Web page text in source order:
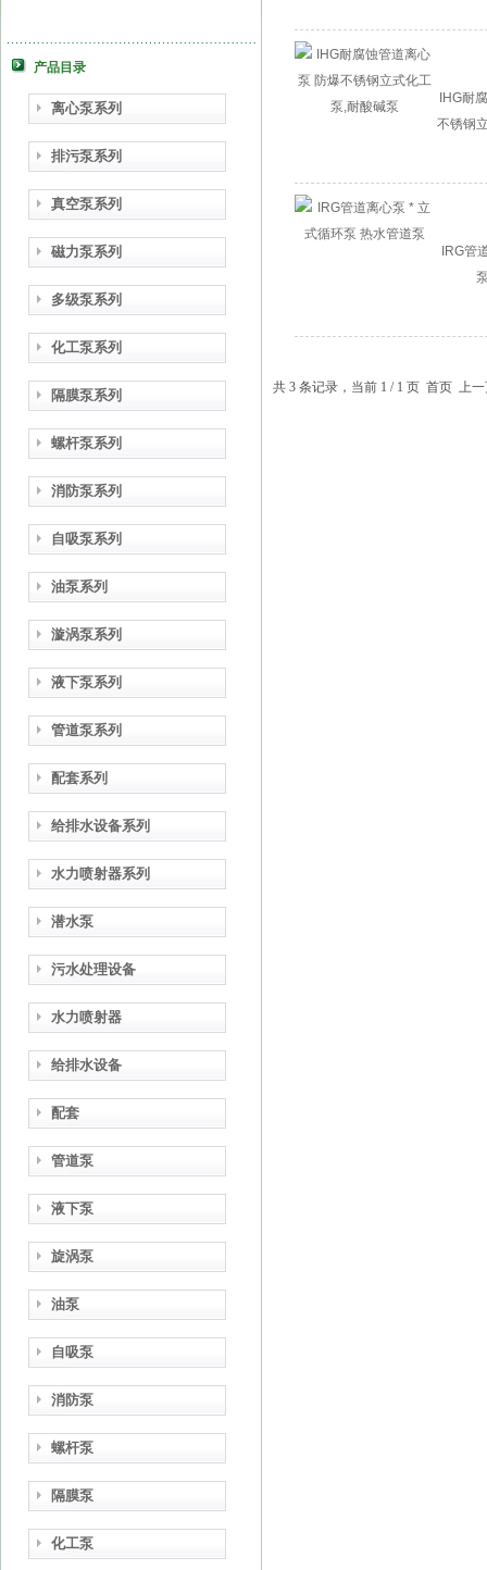
产品目录
离心泵系列
排污泵系列
真空泵系列
磁力泵系列
多级泵系列
化工泵系列
隔膜泵系列
螺杆泵系列
消防泵系列
自吸泵系列
油泵系列
漩涡泵系列
液下泵系列
管道泵系列
配套系列
给排水设备系列
水力喷射器系列
潜水泵
污水处理设备
水力喷射器
给排水设备
配套
管道泵
液下泵
旋涡泵
油泵
自吸泵
消防泵
螺杆泵
隔膜泵
化工泵
IHG耐
不锈钢
IRG管
共 3 条记录，当前 1 / 1 页 首页 上